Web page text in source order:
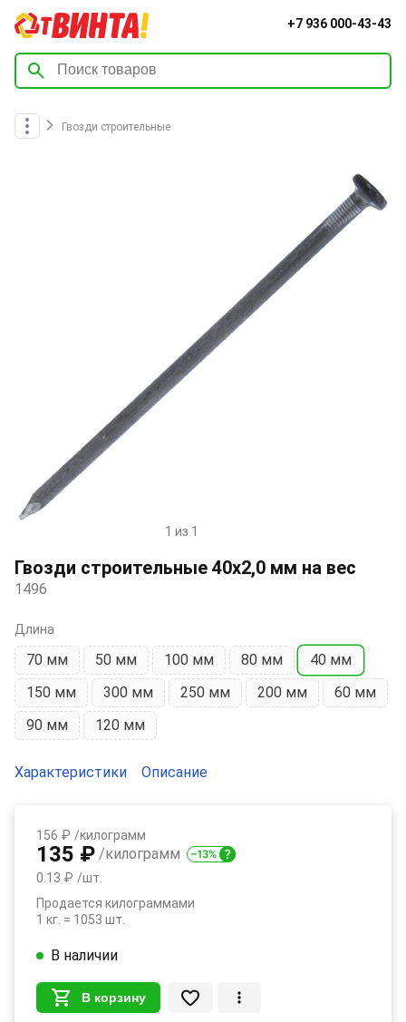
+7 936 000-43-43
Гвозди строительные
1
of
1
1 из 1
Гвозди строительные 40х2,0 мм на вес
1496
Длина
70 мм 50 мм 100 мм 80 мм
40 мм
150 мм
300 мм 250 мм 200 мм
60 мм
90 мм
120 мм
Характеристики Описание
156 ₽ /килограмм
135 ₽ /килограмм
0.13 ₽ /шт.
Продается килограммами
1 кг. = 1053 шт.
В наличии
В корзину